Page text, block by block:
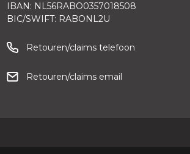
IBAN: NL56RABO0357018508
BIC/SWIFT: RABONL2U
Retouren/claims telefoon
Retouren/claims email